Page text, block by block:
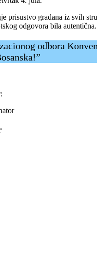
prisustvo građana iz svih
odgovora bila autentična.
odbora